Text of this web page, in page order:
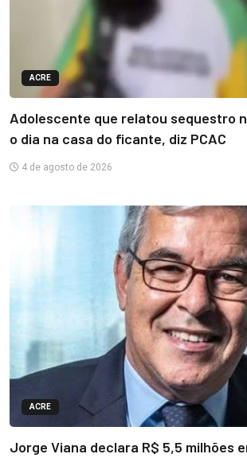
ACRE
Adolescente que relatou sequestro
o dia na casa do ficante, diz PCAC
4 de agosto de 2026
ACRE
Jorge Viana declara R$ 5,5 milhões